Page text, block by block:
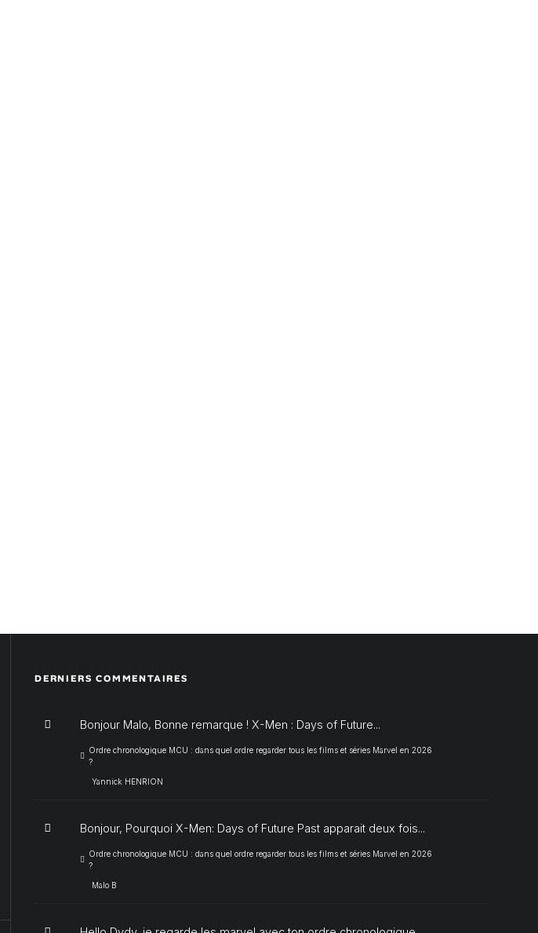
DERNIERS COMMENTAIRES
Bonjour Malo, Bonne remarque ! X-Men : Days of Future...
Ordre chronologique MCU : dans quel ordre regarder tous les films et séries Marvel en 2026
?
Yannick HENRION
Bonjour, Pourquoi X-Men: Days of Future Past apparait deux fois...
Ordre chronologique MCU : dans quel ordre regarder tous les films et séries Marvel en 2026
?
Malo B